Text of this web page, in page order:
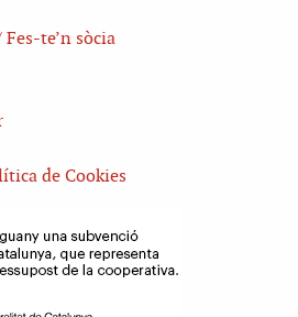
te’n sòcia
de Cookies